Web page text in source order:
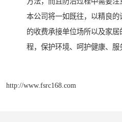
本公司将一如既往，以精良
的收费承接单位场所以及家
程，保护环境、呵护健康、服
http://www.fsrc168.com